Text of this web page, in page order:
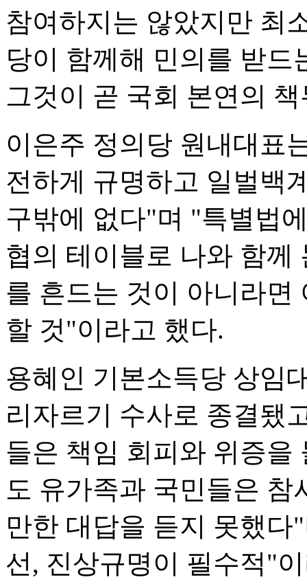
참여하지는 않았지만 최
당이 함께해 민의를 받
그것이 곧 국회 본연의
이은주 정의당 원내대표
전하게 규명하고 일벌백
구밖에 없다"며 "특별법
협의 테이블로 나와 함께
를 흔드는 것이 아니라면
할 것"이라고 했다.
용혜인 기본소득당 상임
리자르기 수사로 종결됐
들은 책임 회피와 위증을
도 유가족과 국민들은 참
만한 대답을 듣지 못했
선, 진상규명이 필수적"